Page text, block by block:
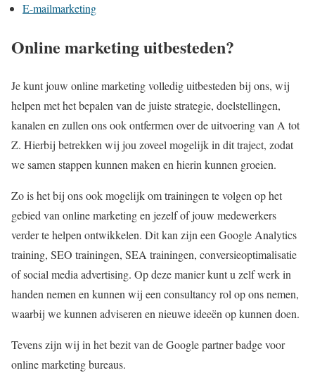
E-mailmarketing
Online marketing uitbesteden?
Je kunt jouw online marketing volledig uitbesteden bij ons, wij
helpen met het bepalen van de juiste strategie, doelstellingen,
kanalen en zullen ons ook ontfermen over de uitvoering van A tot
Z. Hierbij betrekken wij jou zoveel mogelijk in dit traject, zodat
we samen stappen kunnen maken en hierin kunnen groeien.
Zo is het bij ons ook mogelijk om trainingen te volgen op het
gebied van online marketing en jezelf of jouw medewerkers
verder te helpen ontwikkelen. Dit kan zijn een Google Analytics
training, SEO trainingen, SEA trainingen, conversieoptimalisatie
of social media advertising. Op deze manier kunt u zelf werk in
handen nemen en kunnen wij een consultancy rol op ons nemen,
waarbij we kunnen adviseren en nieuwe ideeën op kunnen doen.
Tevens zijn wij in het bezit van de Google partner badge voor
online marketing bureaus.